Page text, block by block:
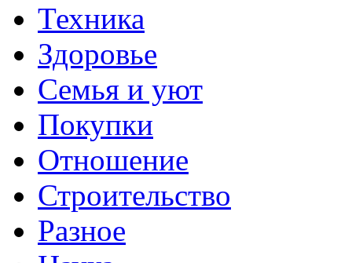
Техника
Здоровье
Семья и уют
Покупки
Отношение
Строительство
Разное